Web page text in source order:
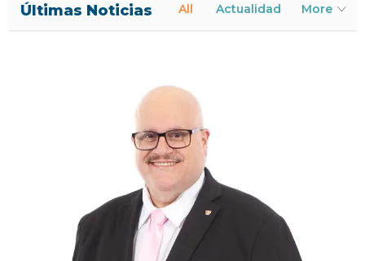
Últimas Noticias All Actualidad More